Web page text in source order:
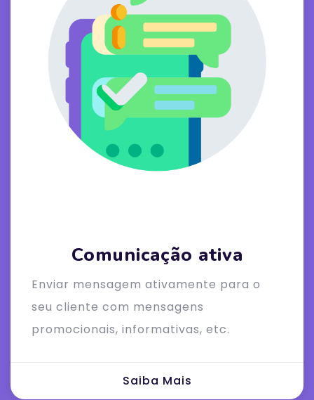
Comunicação ativa
Enviar mensagem ativamente para o
seu cliente com mensagens
promocionais, informativas, etc.
Saiba Mais